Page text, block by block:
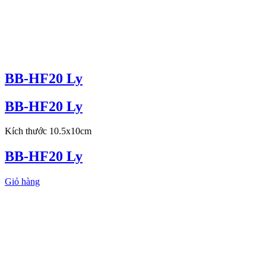
BB-HF20 Ly
BB-HF20 Ly
Kích thước 10.5x10cm
BB-HF20 Ly
Giỏ hàng